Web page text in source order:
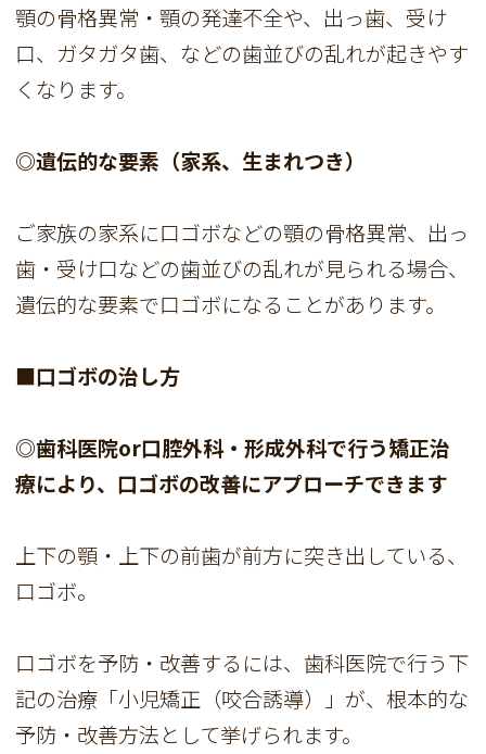
顎の骨格異常・顎の発達不全や、出っ歯、受け
口、ガタガタ歯、などの歯並びの乱れが起きやす
くなります。
◎遺伝的な要素（家系、生まれつき）
ご家族の家系に口ゴボなどの顎の骨格異常、出っ
歯・受け口などの歯並びの乱れが見られる場合、
遺伝的な要素で口ゴボになることがあります。
■口ゴボの治し方
◎歯科医院or口腔外科・形成外科で行う矯正治
療により、口ゴボの改善にアプローチできます
上下の顎・上下の前歯が前方に突き出している、
口ゴボ。
口ゴボを予防・改善するには、歯科医院で行う下
記の治療「小児矯正（咬合誘導）」が、根本的な
予防・改善方法として挙げられます。